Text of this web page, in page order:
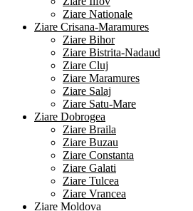
Ziare Nationale
Ziare Crisana-Maramures
Ziare Bihor
Ziare Bistrita-Nadaud
Ziare Cluj
Ziare Maramures
Ziare Salaj
Ziare Satu-Mare
Ziare Dobrogea
Ziare Braila
Ziare Buzau
Ziare Constanta
Ziare Galati
Ziare Tulcea
Ziare Vrancea
Ziare Moldova